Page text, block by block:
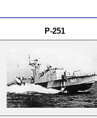
Р-251